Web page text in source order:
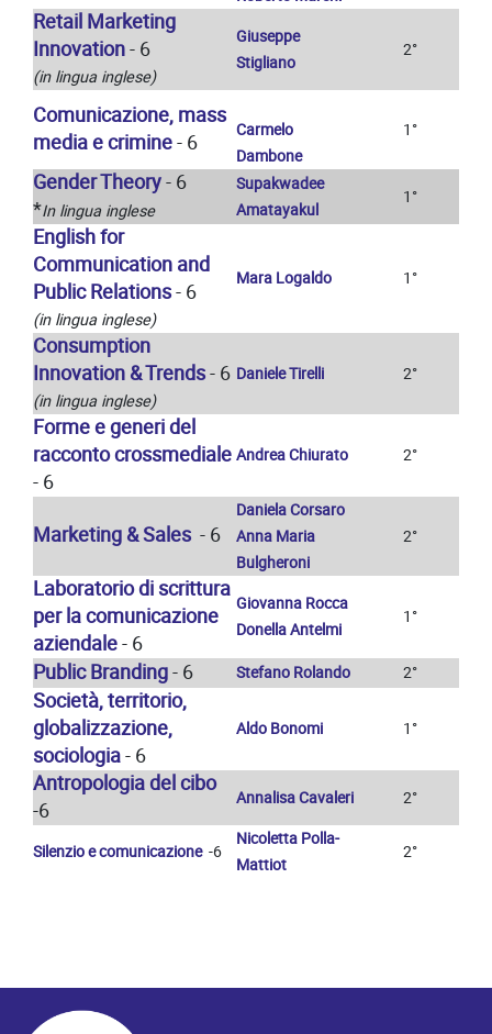
Retail Marketing
Innovation- 6
(in lingua inglese)
Giuseppe
Stigliano
2°
Comunicazione, mass
media e crimine- 6
Carmelo
Dambone
1°
Gender Theory- 6
*In lingua inglese
Supakwadee
Amatayakul
1°
English for
Communication and
Public Relations- 6
(in lingua inglese)
Mara Logaldo 1°
Consumption
Innovation & Trends- 6
(in lingua inglese)
Daniele Tirelli 2°
Forme e generi del
racconto crossmediale
- 6
Andrea Chiurato 2°
Marketing & Sales - 6
Daniela Corsaro
Anna Maria
Bulgheroni
2°
Laboratorio di scrittura
per la comunicazione
aziendale- 6
Giovanna Rocca
Donella Antelmi
1°
Public Branding- 6 Stefano Rolando 2°
Società, territorio,
globalizzazione,
sociologia- 6
Aldo Bonomi 1°
Antropologia del cibo
-6
Annalisa Cavaleri 2°
Silenzio e comunicazione -6
Nicoletta Polla-
Mattiot
2°